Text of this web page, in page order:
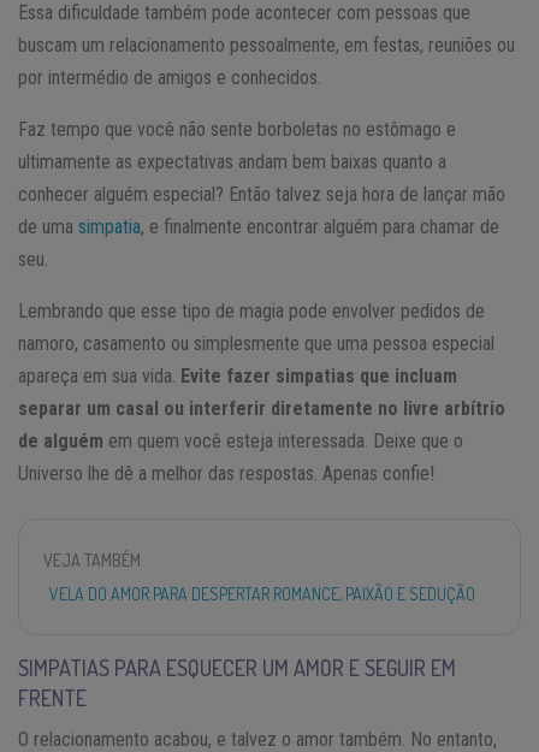
Essa dificuldade também pode acontecer com pessoas que
buscam um relacionamento pessoalmente, em festas, reuniões ou
por intermédio de amigos e conhecidos.
Faz tempo que você não sente borboletas no estômago e
ultimamente as expectativas andam bem baixas quanto a
conhecer alguém especial? Então talvez seja hora de lançar mão
de uma simpatia, e finalmente encontrar alguém para chamar de
seu.
Lembrando que esse tipo de magia pode envolver pedidos de
namoro, casamento ou simplesmente que uma pessoa especial
apareça em sua vida. Evite fazer simpatias que incluam
separar um casal ou interferir diretamente no livre arbítrio
de alguém em quem você esteja interessada. Deixe que o
Universo lhe dê a melhor das respostas. Apenas confie!
VEJA TAMBÉM
VELA DO AMOR PARA DESPERTAR ROMANCE, PAIXÃO E SEDUÇÃO
SIMPATIAS PARA ESQUECER UM AMOR E SEGUIR EM
FRENTE
O relacionamento acabou, e talvez o amor também. No entanto,